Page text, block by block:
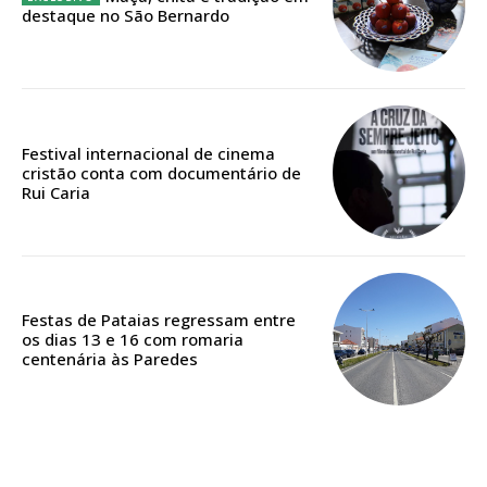
Edição em papel entregue à Quinta-feira em sua
Acesso aos conteúdos Exclusivos para
assinantes
destaque no São Bernardo
Festival internacional de cinema
cristão conta com documentário de
Rui Caria
Festas de Pataias regressam entre
os dias 13 e 16 com romaria
centenária às Paredes